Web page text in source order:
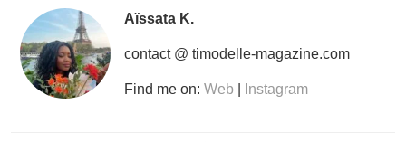
Aïssata K.
contact @ timodelle-magazine.com
Find me on: Web Instagram